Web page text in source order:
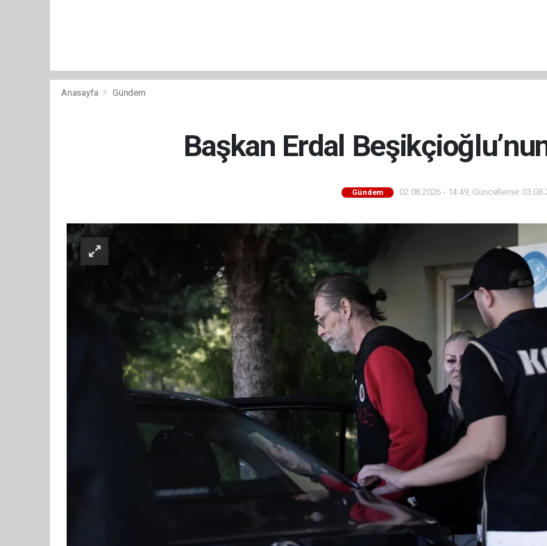
Anasayfa Gündem
Başkan Erdal
Gündem 02.08.2026 - 14:49, Güncelleme: